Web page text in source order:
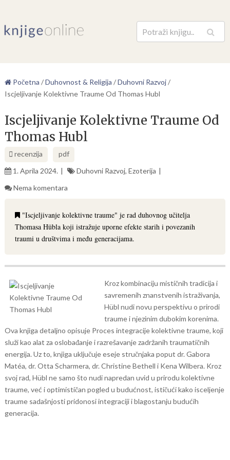
Pretraga
Početna /Duhovnost & Religija /Duhovni Razvoj/
Iscjeljivanje Kolektivne Traume Od Thomas Hubl
Iscjeljivanje Kolektivne Traume Od
Thomas Hubl
recenzija
pdf
1. Aprila 2024.
Duhovni Razvoj, Ezoterija
Nema komentara
"Iscjeljivanje kolektivne traume" je rad duhovnog učitelja
Thomasa Hübla koji istražuje uporne efekte starih i povezanih
traumi u društvima i među generacijama.
Kroz kombinaciju mističnih tradicija i
savremenih znanstvenih istraživanja,
Hübl nudi novu perspektivu o prirodi
traume i njezinim dubokim korenima.
Ova knjiga detaljno opisuje Proces integracije kolektivne traume, koji
služi kao alat za oslobađanje i razrešavanje zadržanih traumatičnih
energija. Uz to, knjiga uključuje eseje stručnjaka poput dr. Gabora
Matéa, dr. Otta Scharmera, dr. Christine Bethell i Kena Wilbera. Kroz
svoj rad, Hübl ne samo što nudi napredan uvid u prirodu kolektivne
traume, već i optimističan pogled u budućnost, ističući kako isceljenje
traume sadašnjosti pridonosi integraciji i blagostanju budućih
generacija.